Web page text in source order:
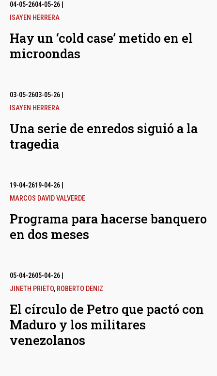
04-05-2604-05-26
ISAYEN HERRERA
Hay un ‘cold case’ metido en el
microondas
03-05-2603-05-26
ISAYEN HERRERA
Una serie de enredos siguió a la
tragedia
19-04-2619-04-26
MARCOS DAVID VALVERDE
Programa para hacerse banquero
en dos meses
05-04-2605-04-26
JINETH PRIETO, ROBERTO DENIZ
El círculo de Petro que pactó con
Maduro y los militares
venezolanos